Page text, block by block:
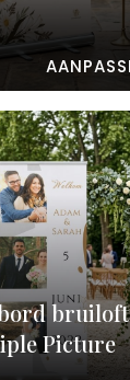
Picture